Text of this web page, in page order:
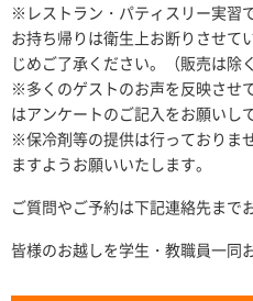
※レストラン・パティスリー実習
お持ち帰りは衛生上お断りさせて
じめご了承ください。（販売は除く
※多くのゲストのお声を反映させ
はアンケートのご記入をお願いし
※保冷剤等の提供は行っておりま
ますようお願いいたします。
ご質問やご予約は下記連絡先まで
皆様のお越しを学生・教職員一同